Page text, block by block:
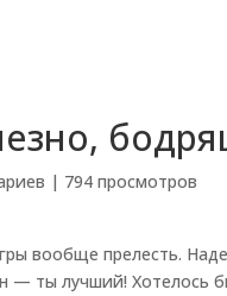
| 794 просмотров
вообще прелесть.
— ты лучший! Хотелось